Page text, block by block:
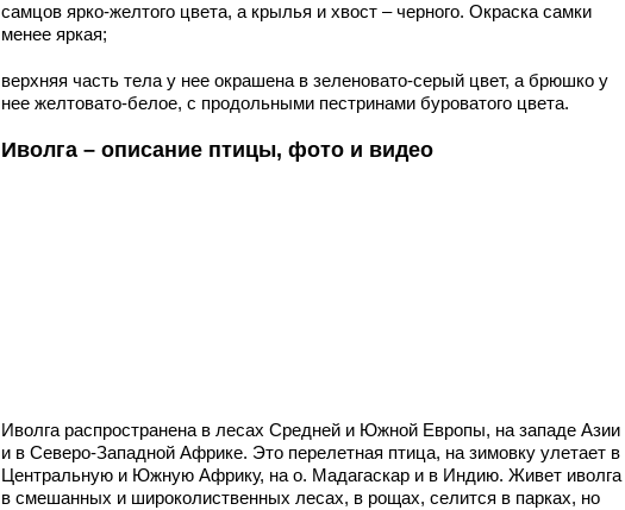
самцов ярко-желтого цвета, а крылья и хвост – черного. Окраска самки
менее яркая;
верхняя часть тела у нее окрашена в зеленовато-серый цвет, а брюшко у
нее желтовато-белое, с продольными пестринами буроватого цвета.
Иволга – описание птицы, фото и видео
Иволга распространена в лесах Средней и Южной Европы, на западе Азии
и в Северо-Западной Африке. Это перелетная птица, на зимовку улетает в
Центральную и Южную Африку, на о. Мадагаскар и в Индию. Живет иволга
в смешанных и широколиственных лесах, в рощах, селится в парках, но